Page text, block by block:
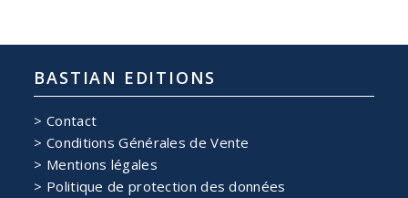
BASTIAN EDITIONS
Contact
Conditions Générales de Vente
Mentions légales
Politique de protection des données